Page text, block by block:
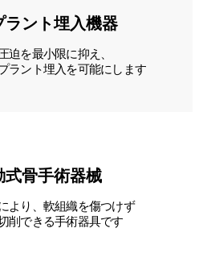
ラント埋入機器
迫を最小限に抑え、
ラント埋入を可能にします
式骨手術器械
より、軟組織を傷つけず
削できる手術器具です